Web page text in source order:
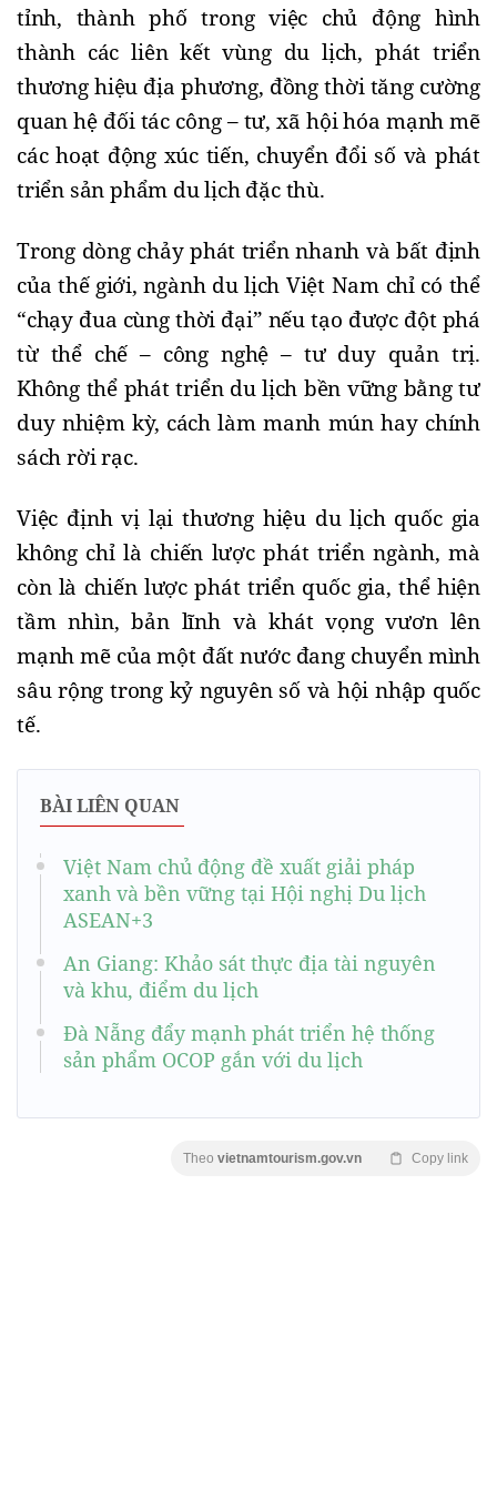
tỉnh, thành phố trong việc chủ động hình
thành các liên kết vùng du lịch, phát triển
thương hiệu địa phương, đồng thời tăng cường
quan hệ đối tác công – tư, xã hội hóa mạnh mẽ
các hoạt động xúc tiến, chuyển đổi số và phát
triển sản phẩm du lịch đặc thù.
Trong dòng chảy phát triển nhanh và bất định
của thế giới, ngành du lịch Việt Nam chỉ có thể
“chạy đua cùng thời đại” nếu tạo được đột phá
từ thể chế – công nghệ – tư duy quản trị.
Không thể phát triển du lịch bền vững bằng tư
duy nhiệm kỳ, cách làm manh mún hay chính
sách rời rạc.
Việc định vị lại thương hiệu du lịch quốc gia
không chỉ là chiến lược phát triển ngành, mà
còn là chiến lược phát triển quốc gia, thể hiện
tầm nhìn, bản lĩnh và khát vọng vươn lên
mạnh mẽ của một đất nước đang chuyển mình
sâu rộng trong kỷ nguyên số và hội nhập quốc
tế.
BÀI LIÊN QUAN
Việt Nam chủ động đề xuất giải pháp
xanh và bền vững tại Hội nghị Du lịch
ASEAN+3
An Giang: Khảo sát thực địa tài nguyên
và khu, điểm du lịch
Đà Nẵng đẩy mạnh phát triển hệ thống
sản phẩm OCOP gắn với du lịch
Theo vietnamtourism.gov.vn Copy link